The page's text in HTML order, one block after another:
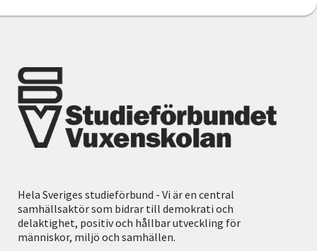
Hela Sveriges studieförbund - Vi är en central
samhällsaktör som bidrar till demokrati och
delaktighet, positiv och hållbar utveckling för
människor, miljö och samhällen.